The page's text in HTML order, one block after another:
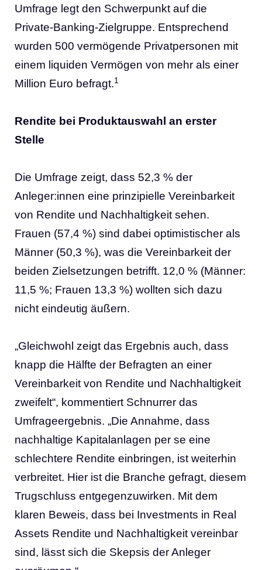
Umfrage legt den Schwerpunkt auf die
Private-Banking-Zielgruppe. Entsprechend
wurden 500 vermögende Privatpersonen mit
einem liquiden Vermögen von mehr als einer
Million Euro befragt.1
Rendite bei Produktauswahl an erster
Stelle
Die Umfrage zeigt, dass 52,3 % der
Anleger:innen eine prinzipielle Vereinbarkeit
von Rendite und Nachhaltigkeit sehen.
Frauen (57,4 %) sind dabei optimistischer als
Männer (50,3 %), was die Vereinbarkeit der
beiden Zielsetzungen betrifft. 12,0 % (Männer:
11,5 %; Frauen 13,3 %) wollten sich dazu
nicht eindeutig äußern.
„Gleichwohl zeigt das Ergebnis auch, dass
knapp die Hälfte der Befragten an einer
Vereinbarkeit von Rendite und Nachhaltigkeit
zweifelt“, kommentiert Schnurrer das
Umfrageergebnis. „Die Annahme, dass
nachhaltige Kapitalanlagen per se eine
schlechtere Rendite einbringen, ist weiterhin
verbreitet. Hier ist die Branche gefragt, diesem
Trugschluss entgegenzuwirken. Mit dem
klaren Beweis, dass bei Investments in Real
Assets Rendite und Nachhaltigkeit vereinbar
sind, lässt sich die Skepsis der Anleger